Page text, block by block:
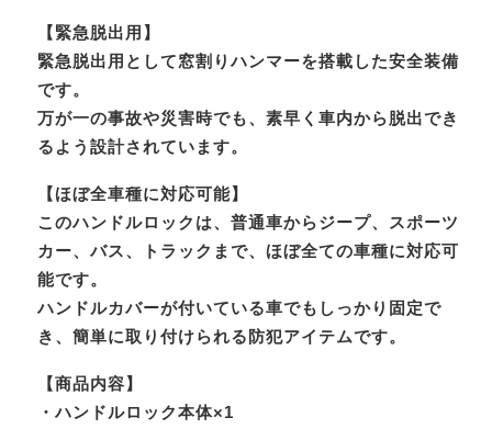
【緊急脱出用】
緊急脱出用として窓割りハンマーを搭載した安全装備
です。
万が一の事故や災害時でも、素早く車内から脱出でき
るよう設計されています。
【ほぼ全車種に対応可能】
このハンドルロックは、普通車からジープ、スポーツ
カー、バス、トラックまで、ほぼ全ての車種に対応可
能です。
ハンドルカバーが付いている車でもしっかり固定で
き、簡単に取り付けられる防犯アイテムです。
【商品内容】
・ハンドルロック本体×1